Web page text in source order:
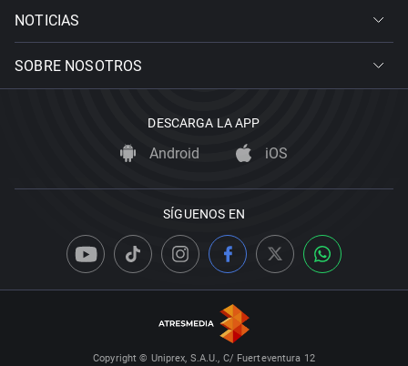
NOTICIAS
SOBRE NOSOTROS
DESCARGA LA APP
Android iOS
SÍGUENOS EN
Copyright © Uniprex, S.A.U., C/ Fuerteventura 12